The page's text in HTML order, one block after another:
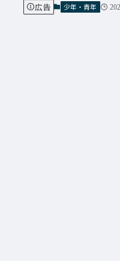
広告 少年・青年